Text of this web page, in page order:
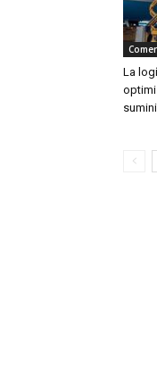
La